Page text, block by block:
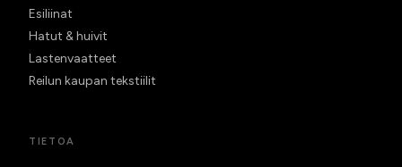
Esiliinat
Hatut & huivit
Lastenvaatteet
Reilun kaupan tekstiilit
TIETOA